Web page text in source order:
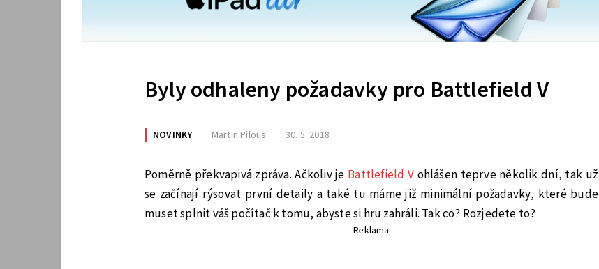
Byly odhaleny požadavky pro Battlefield V
NOVINKY Martin Pilous 30. 5. 2018
Poměrně překvapivá zpráva. Ačkoliv je Battlefield V ohlášen teprve několik dní, tak už
se začínají rýsovat první detaily a také tu máme již minimální požadavky, které bude
muset splnit váš počítač k tomu, abyste si hru zahráli. Tak co? Rozjedete to?
Reklama